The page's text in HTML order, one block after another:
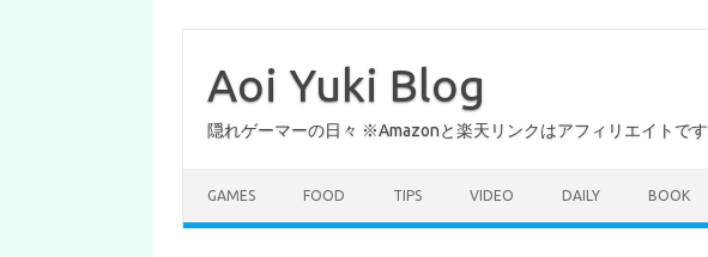
Aoi Yuki Blog
隠れゲーマーの日々 ※Amazonと楽天リンクはアフィリエイトです
GAMES FOOD TIPS VIDEO DAILY BOOK